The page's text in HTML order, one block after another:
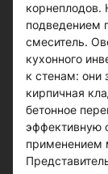
подведением
смеситель.
кухонного
к стенам:
кирпичная
бетонное
эффективную
применением